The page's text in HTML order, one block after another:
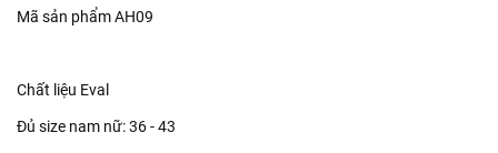
Mã sản phẩm AH09
Chất liệu Eval
Đủ size nam nữ: 36 - 43